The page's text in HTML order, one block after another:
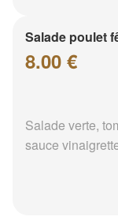
Salade poulet
8.00 €
Salade verte,
sauce